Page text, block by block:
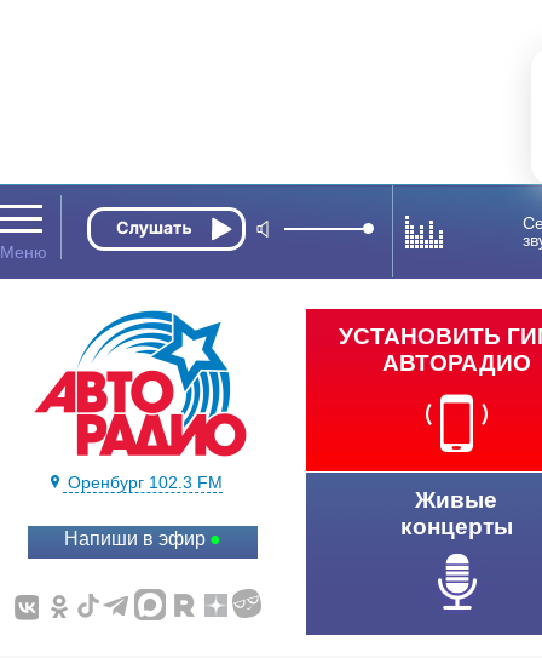
Оренбург 102.3 FM
Напиши в эфир
УСТАНОВИТЬ
АВТОРАДИО
Живые
концерты